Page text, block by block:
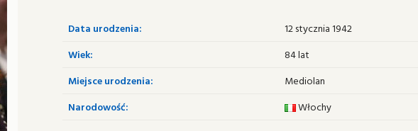
Data urodzenia:
12 stycznia 1942
Wiek:
84 lat
Miejsce urodzenia:
Mediolan
Narodowość:
Włochy